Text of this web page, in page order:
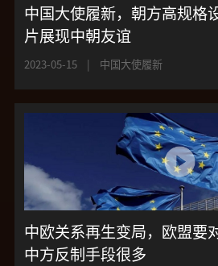
中国大使履新，朝方高规格
片展现中朝友谊
2023-05-15 | 中国大使履新
中欧关系再生变局，欧盟要
中方反制手段很多